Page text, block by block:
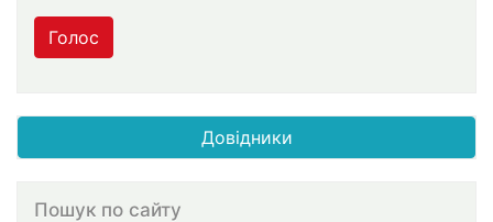
Голос
Довідники
Пошук по сайту